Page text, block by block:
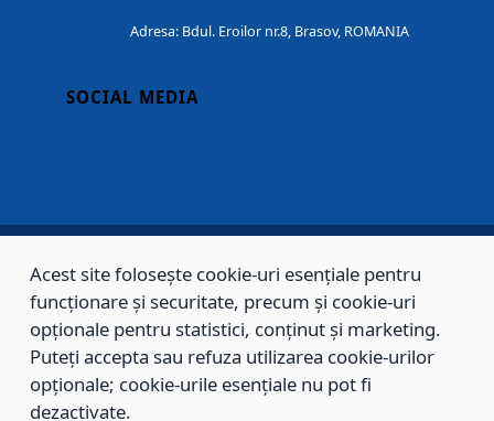
Adresa: Bdul. Eroilor nr.8, Brasov, ROMANIA
SOCIAL MEDIA
Copyright © 2002 - 2026 - PRIMĂRIA MUNICIPIULUI BRAȘOV, toate drepturile
rezervate.
Sitemap Contact
Acest site folosește cookie-uri esențiale pentru
funcționare și securitate, precum și cookie-uri
opționale pentru statistici, conținut și marketing.
Puteți accepta sau refuza utilizarea cookie-urilor
opționale; cookie-urile esențiale nu pot fi
dezactivate.